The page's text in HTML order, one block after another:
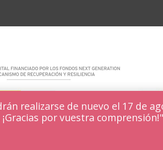
realizarse de nuevo el 17 de
por vuestra comprensión!"